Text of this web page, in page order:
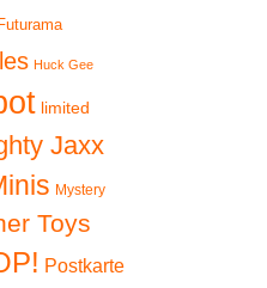
Futurama
Huck Gee
limited
Jaxx
Mystery
Toys
Postkarte